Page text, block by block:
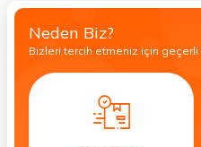
Neden Biz?
Bizleri tercih etmeniz için